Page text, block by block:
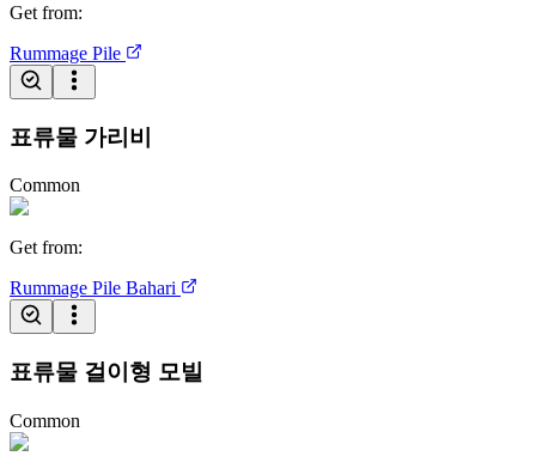
Get from:
Rummage Pile
표류물 가리비
Common
Get from:
Rummage Pile Bahari
표류물 걸이형 모빌
Common